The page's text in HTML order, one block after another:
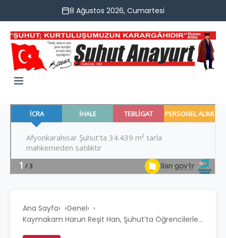
8 Ağustos 2026, Cumartesi
Ana Sayfa› Genel›
Kaymakam Harun Reşit Han, Şuhut’ta Öğrencilerle...